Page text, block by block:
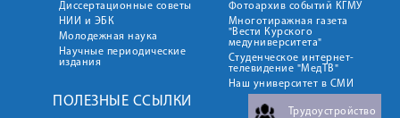
Диссертационные советы
НИИ и ЭБК
Молодежная наука
Научные периодические
издания
Фотоархив событий КГМУ
Многотиражная газета
"Вести Курского
медуниверситета"
Студенческое интернет-
телевидение "МедТВ"
Наш университет в СМИ
ПОЛЕЗНЫЕ ССЫЛКИ
Трудоустройство